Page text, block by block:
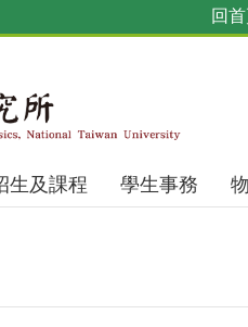
回
生及課程 學生事務